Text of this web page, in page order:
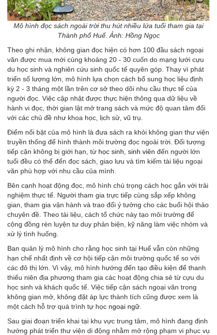
Mô hình đọc sách ngoài trời thu hút nhiều lứa tuổi tham gia tại
Thành phố Huế. Ảnh: Hồng Ngọc
Theo ghi nhận, không gian đọc hiện có hơn 100 đầu sách ngoại
văn được mua mới cùng khoảng 20 - 30 cuốn do mạng lưới cựu
du học sinh và nghiên cứu sinh quốc tế quyên góp. Thay vì phát
triển số lượng lớn, mô hình lựa chọn cách bổ sung học liệu định
kỳ 2 - 3 tháng một lần trên cơ sở theo dõi nhu cầu thực tế của
người đọc. Việc cập nhật được thực hiện thông qua dữ liệu về
hành vi đọc, thời gian lật mở trang sách và mức độ quan tâm đối
với các chủ đề như khoa học, lịch sử, vũ trụ.
Điểm nổi bật của mô hình là đưa sách ra khỏi không gian thư viện
truyền thống để hình thành môi trường đọc ngoài trời. Đối tượng
tiếp cận không bị giới hạn, từ học sinh, sinh viên đến người lớn
tuổi đều có thể đến đọc sách, giao lưu và tìm kiếm tài liệu ngoại
văn phù hợp với nhu cầu của mình.
Bên cạnh hoạt động đọc, mô hình chú trọng cách học gắn với trải
nghiệm thực tế. Người tham gia trực tiếp cùng sắp xếp không
gian, tham gia vận hành và trao đổi ý tưởng cho các buổi hội thảo
chuyên đề. Theo tài liệu, cách tổ chức này tạo môi trường để
cộng đồng rèn luyện tư duy phản biện, kỹ năng làm việc nhóm và
xử lý tình huống.
Ban quản lý mô hình cho rằng học sinh tại Huế vẫn còn những
hạn chế nhất định về cơ hội tiếp cận môi trường quốc tế so với
các đô thị lớn. Vì vậy, mô hình hướng đến tạo điều kiện để thanh
thiếu niên địa phương tham gia các hoạt động chia sẻ từ cựu du
học sinh và khách quốc tế. Việc tiếp cận sách ngoại văn trong
không gian mở, không đặt áp lực thành tích cũng được xem là
một cách hỗ trợ quá trình tự học ngoại ngữ.
Sau giai đoạn triển khai tại khu vực trung tâm, mô hình đang định
hướng phát triển thư viện di động nhằm mở rộng phạm vi phục vụ